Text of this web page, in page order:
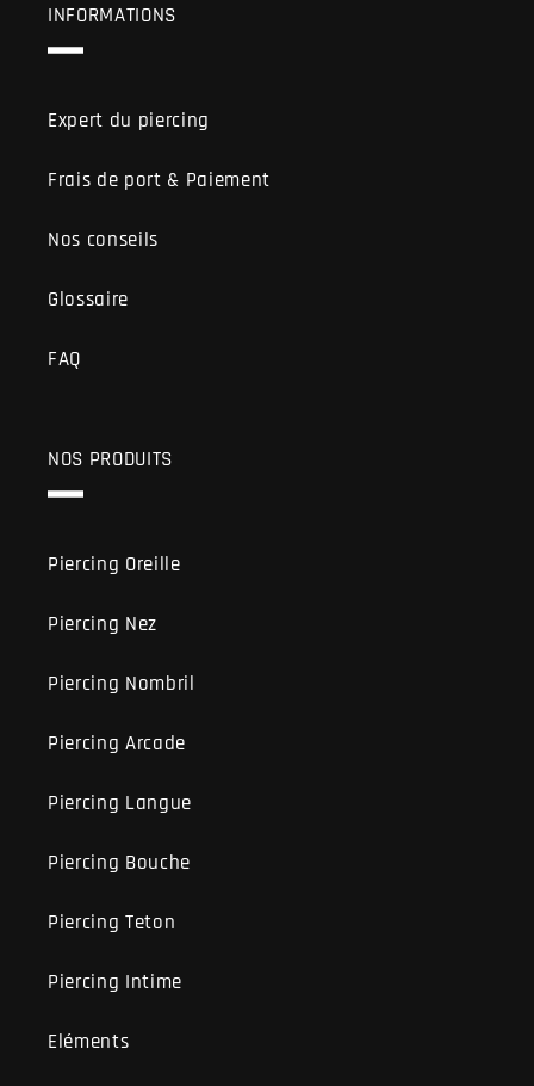
INFORMATIONS
Expert du piercing
Frais de port & Paiement
Nos conseils
Glossaire
FAQ
NOS PRODUITS
Piercing Oreille
Piercing Nez
Piercing Nombril
Piercing Arcade
Piercing Langue
Piercing Bouche
Piercing Teton
Piercing Intime
Eléments